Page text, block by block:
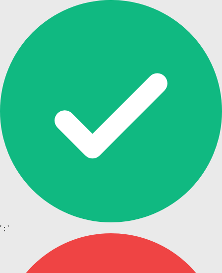
' : '